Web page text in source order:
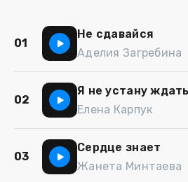
01
Не сдавайся
Аделия Загребина
02
Я не устану
Елена Карпук
03
Сердце знает
Жанета Минтаева